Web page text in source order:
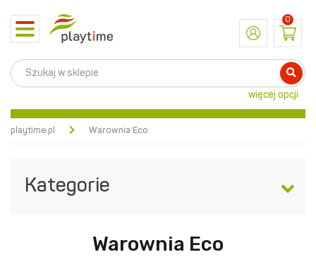
Toggle
navigation
0
więcej opcji
playtime.pl Warownia Eco
Kategorie
Warownia Eco